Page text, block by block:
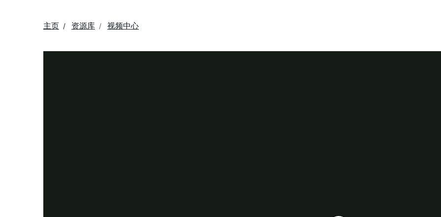
主页 资源库 视频中心